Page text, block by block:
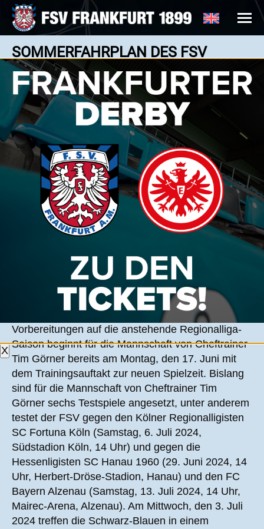
SOMMERFAHRPLAN DES FSV
FRANKFURT
News: 05.06.2024
SECHS TESTSPIELE IN DER
VORBEREITUNG
Nur kurz währt für den FSV Frankfurt die
Sommerpause in diesem Jahr, denn die
Vorbereitungen auf die anstehende Regionalliga-
Saison beginnt für die Mannschaft von Cheftrainer
Tim Görner bereits am Montag, den 17. Juni mit
dem Trainingsauftakt zur neuen Spielzeit. Bislang
sind für die Mannschaft von Cheftrainer Tim
Görner sechs Testspiele angesetzt, unter anderem
testet der FSV gegen den Kölner Regionalligisten
SC Fortuna Köln (Samstag, 6. Juli 2024,
Südstadion Köln, 14 Uhr) und gegen die
Hessenligisten SC Hanau 1960 (29. Juni 2024, 14
Uhr, Herbert-Dröse-Stadion, Hanau) und den FC
Bayern Alzenau (Samstag, 13. Juli 2024, 14 Uhr,
Mairec-Arena, Alzenau). Am Mittwoch, den 3. Juli
2024 treffen die Schwarz-Blauen in einem
X